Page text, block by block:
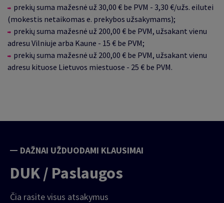
prekių suma mažesnė už 30,00 € be PVM - 3,30 €/užs. eilutei
(mokestis netaikomas e. prekybos užsakymams);
prekių suma mažesnė už 200,00 € be PVM, užsakant vienu
adresu Vilniuje arba Kaune - 15 € be PVM;
prekių suma mažesnė už 200,00 € be PVM, užsakant vienu
adresu kituose Lietuvos miestuose - 25 € be PVM.
DAŽNAI UŽDUODAMI KLAUSIMAI
DUK / Paslaugos
Čia rasite visus atsakymus